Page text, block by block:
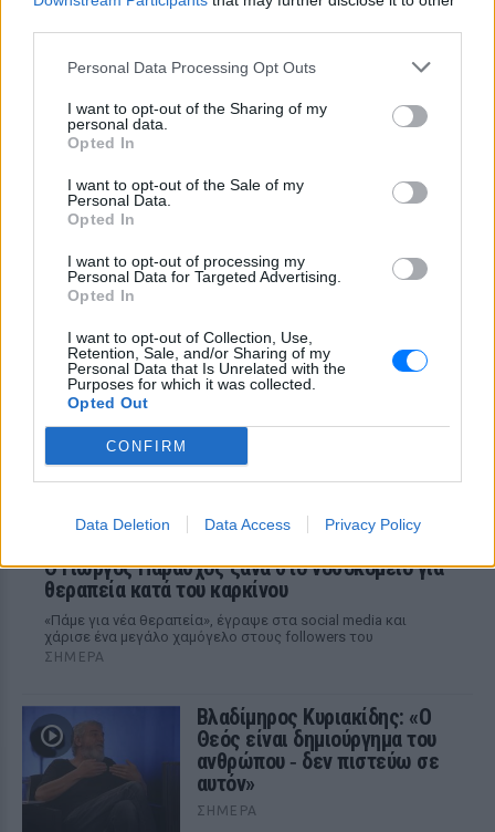
Personal Data Processing Opt Outs
I want to opt-out of the Sharing of my
personal data.
Opted In
I want to opt-out of the Sale of my
Personal Data.
Opted In
I want to opt-out of processing my
Personal Data for Targeted Advertising.
Opted In
I want to opt-out of Collection, Use,
Retention, Sale, and/or Sharing of my
Personal Data that Is Unrelated with the
Purposes for which it was collected.
Opted Out
CONFIRM
Data Deletion Data Access Privacy Policy
διαδικτυακούς της ακόλουθους εικόνες
από την απόδρασή της
Ο Λάκης Γαβαλάς έκλεισε τα 74
ζωή, τους γονείς του και την
Ο διάσημος σχεδιαστής μόδας
μοιράστηκε ένα συγκινητικό μήνυμα στο
της ζωής.
O Γιώργος Παράσχος ξανά στο νοσοκομείο για
θεραπεία κατά του καρκίνου
«Πάμε για νέα θεραπεία», έγραψε στα social media και
χάρισε ένα μεγάλο χαμόγελο στους followers του
ΣΉΜΕΡΑ
Βλαδίμηρος Κυριακίδης: «Ο
Θεός είναι δημιούργημα του
ανθρώπου ‑ δεν πιστεύω σε
αυτόν»
ΣΉΜΕΡΑ